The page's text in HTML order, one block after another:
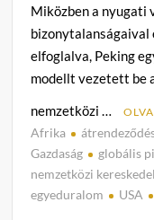
Miközben a nyugati
bizonytalanságaival
elfoglalva, Peking
modellt vezetett be
nemzetközi …
Afrika
Gazdaság
globális
nemzetközi
egyeduralom
USA